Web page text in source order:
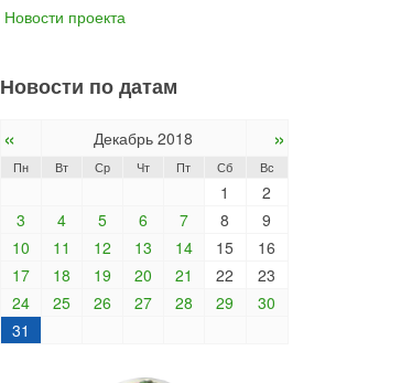
Новости проекта
Новости по датам
« Декабрь 2018 »
Пн Вт Ср Чт Пт Сб Вс
1
2
3
4 5 6 7 8
9
10
11 12 13 14 15
16
17
18 19 20 21 22
23
24
25 26 27 28 29
30
31